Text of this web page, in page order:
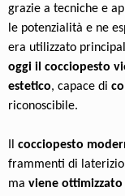
grazie a tecniche e
le potenzialità e ne
era utilizzato
oggi il cocciopesto
estetico, capace di
riconoscibile.
cocciopesto
frammenti di
ma viene